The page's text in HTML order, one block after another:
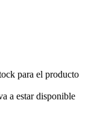
para el producto
a estar disponible